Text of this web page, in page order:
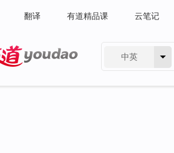
翻译 有道精品课 云笔记
中英